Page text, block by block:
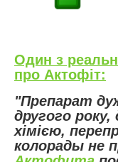
Один з
про Актофіт:
"Препарат
другого року,
хімією,
колорады не